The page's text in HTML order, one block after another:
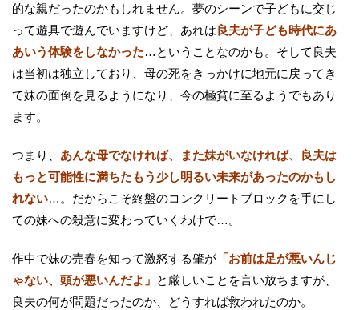
的な親だったのかもしれません。夢のシーンで子どもに交じ
って遊具で遊んでいますけど、あれは良夫が子ども時代にあ
あいう体験をしなかった…ということなのかも。そして良夫
は当初は独立しており、母の死をきっかけに地元に戻ってき
て妹の面倒を見るようになり、今の極貧に至るようでもあり
ます。
つまり、 あんな母でなければ、また妹がいなければ、良夫は
もっと可能性に満ちたもう少し明るい未来があったのかもし
れない…。だからこそ終盤のコンクリートブロックを手にし
ての妹への殺意に変わっていくわけで…。
作中で妹の売春を知って激怒する肇が 「お前は足が悪いんじ
ゃない、頭が悪いんだよ」 と厳しいことを言い放ちますが、
良夫の何が問題だったのか、どうすれば救われたのか。